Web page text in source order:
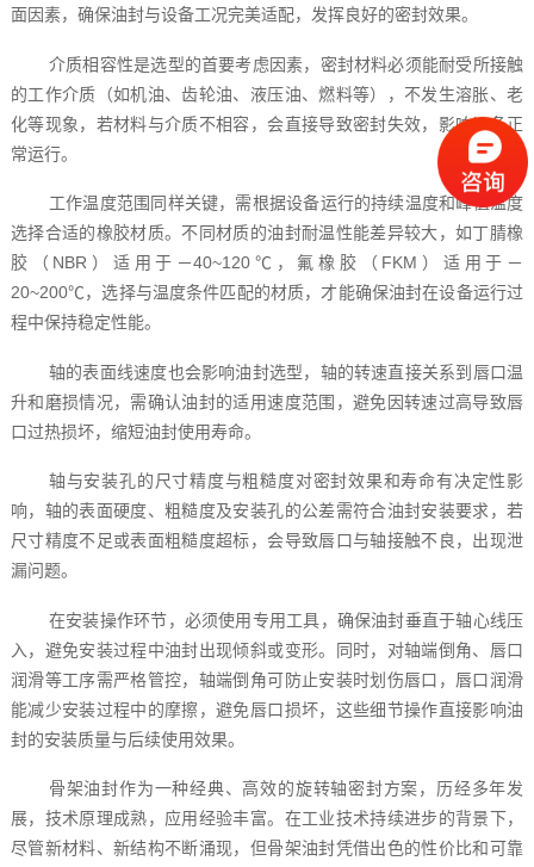
面因素，确保油封与设备工况完美适配，发挥良好的密封效果。
介质相容性是选型的首要考虑因素，密封材料必须能耐受所接触
的工作介质（如机油、齿轮油、液压油、燃料等），不发生溶胀、老
化等现象，若材料与介质不相容，会直接导致密封失效，影响设备正
常运行。
工作温度范围同样关键，需根据设备运行的持续温度和峰值温度
选择合适的橡胶材质。不同材质的油封耐温性能差异较大，如丁腈橡
胶（NBR）适用于－40~120℃，氟橡胶（FKM）适用于－
20~200℃，选择与温度条件匹配的材质，才能确保油封在设备运行过
程中保持稳定性能。
轴的表面线速度也会影响油封选型，轴的转速直接关系到唇口温
升和磨损情况，需确认油封的适用速度范围，避免因转速过高导致唇
口过热损坏，缩短油封使用寿命。
轴与安装孔的尺寸精度与粗糙度对密封效果和寿命有决定性影
响，轴的表面硬度、粗糙度及安装孔的公差需符合油封安装要求，若
尺寸精度不足或表面粗糙度超标，会导致唇口与轴接触不良，出现泄
漏问题。
在安装操作环节，必须使用专用工具，确保油封垂直于轴心线压
入，避免安装过程中油封出现倾斜或变形。同时，对轴端倒角、唇口
润滑等工序需严格管控，轴端倒角可防止安装时划伤唇口，唇口润滑
能减少安装过程中的摩擦，避免唇口损坏，这些细节操作直接影响油
封的安装质量与后续使用效果。
骨架油封作为一种经典、高效的旋转轴密封方案，历经多年发
展，技术原理成熟，应用经验丰富。在工业技术持续进步的背景下，
尽管新材料、新结构不断涌现，但骨架油封凭借出色的性价比和可靠